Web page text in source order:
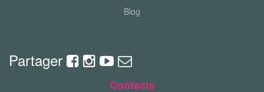
Blog
Partager
Contacts